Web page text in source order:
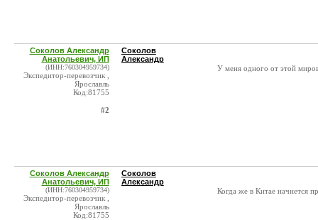
Соколов Александр
Анатольевич, ИП
(ИНН:760304959734)
Экспедитор-перевозчик ,
Ярославль
Код:81755
#2
Соколов
Александр
У меня одного от этой
Соколов Александр
Анатольевич, ИП
(ИНН:760304959734)
Экспедитор-перевозчик ,
Ярославль
Код:81755
Соколов
Александр
Когда же в Китае начнется